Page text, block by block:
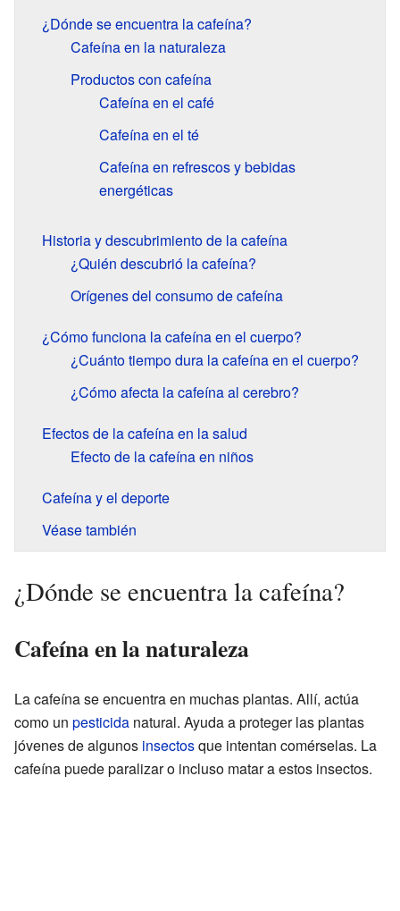
¿Dónde se encuentra la cafeína?
Cafeína en la naturaleza
Productos con cafeína
Cafeína en el café
Cafeína en el té
Cafeína en refrescos y bebidas
energéticas
Historia y descubrimiento de la cafeína
¿Quién descubrió la cafeína?
Orígenes del consumo de cafeína
¿Cómo funciona la cafeína en el cuerpo?
¿Cuánto tiempo dura la cafeína en el cuerpo?
¿Cómo afecta la cafeína al cerebro?
Efectos de la cafeína en la salud
Efecto de la cafeína en niños
Cafeína y el deporte
Véase también
¿Dónde se encuentra la cafeína?
Cafeína en la naturaleza
La cafeína se encuentra en muchas plantas. Allí, actúa
como un pesticida natural. Ayuda a proteger las plantas
jóvenes de algunos insectosque intentan comérselas. La
cafeína puede paralizar o incluso matar a estos insectos.